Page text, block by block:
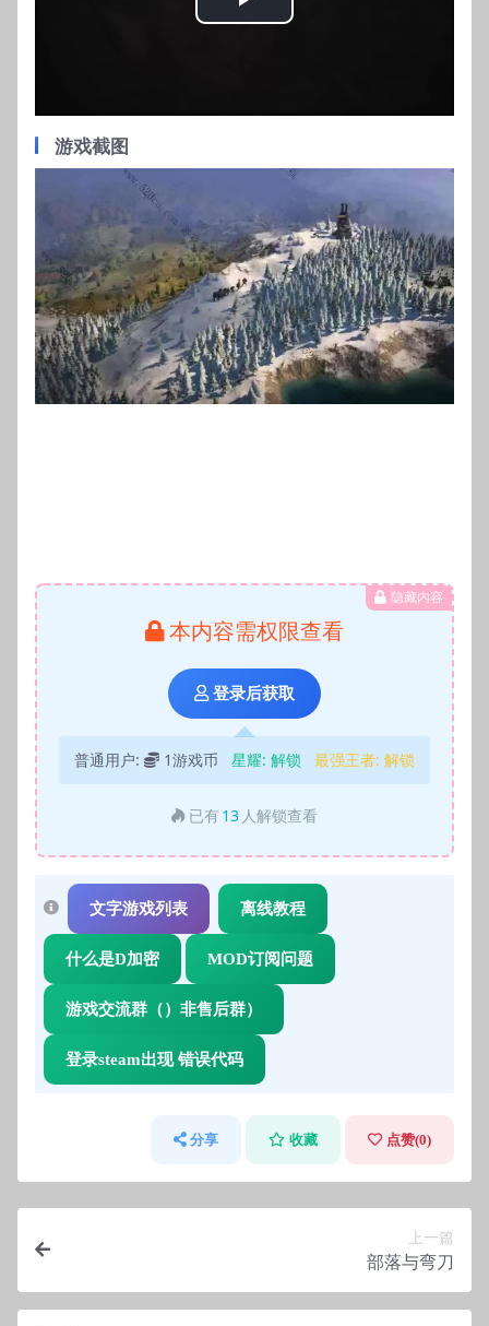
Play
游戏截图
隐藏内容
本内容需权限查看
登录后获取
普通用户: 1游戏币 星耀: 解锁 最强王者: 解锁
已有 13 人解锁查看
文字游戏列表 离线教程
什么是D加密 MOD订阅问题
游戏交流群（）非售后群）
登录steam出现 错误代码
分享 收藏 点赞(0)
上一篇
部落与弯刀